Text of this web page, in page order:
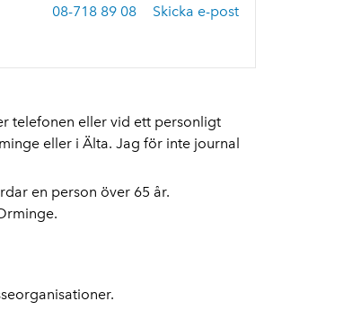
08-718 89 08 Skicka e-post
telefonen eller vid ett personligt
eller i Älta. Jag för inte journal
en person över 65 år.